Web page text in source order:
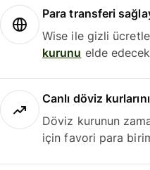
Para transferi
Wise ile gizli
kurunu elde
Canlı döviz
Döviz kurunun
için favori para